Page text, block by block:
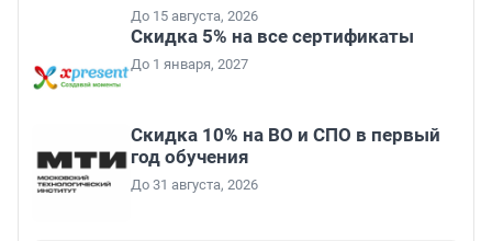
До 15 августа, 2026
Скидка 5% на все сертификаты
До 1 января, 2027
Скидка 10% на ВО и СПО в первый
год обучения
До 31 августа, 2026